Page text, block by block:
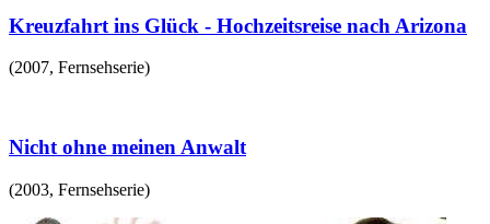
Kreuzfahrt ins Glück - Hochzeitsreise nach Arizona
(2007, Fernsehserie)
Nicht ohne meinen Anwalt
(2003, Fernsehserie)